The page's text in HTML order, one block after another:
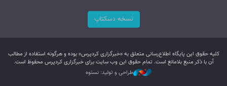
نسخه دسکتاپ
کليه حقوق اين پایگاه اطلاع‌رسانی متعلق به «خبرگزاری کردپرس» بوده و هرگونه استفاده از مطالب
آن با ذکر منبع بلامانع است. تمام حقوق این وب سایت برای خبرگزاری کردپرس محفوظ است.
طراحی و تولید: نستوه